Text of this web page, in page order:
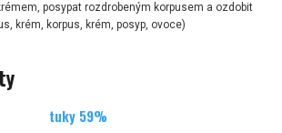
posypat rozdrobeným korpusem a ozdobit
krém, korpus, krém, posyp, ovoce)
tuky 59%